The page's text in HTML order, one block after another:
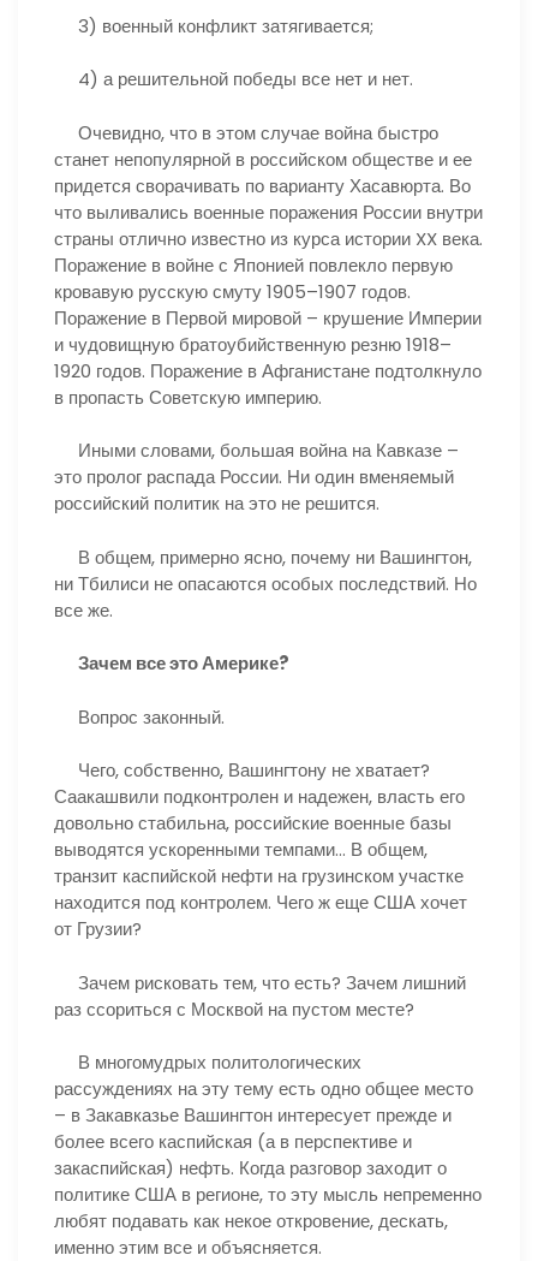
3) военный конфликт затягивается;
4) а решительной победы все нет и нет.
Очевидно, что в этом случае война быстро
станет непопулярной в российском обществе и ее
придется сворачивать по варианту Хасавюрта. Во
что выливались военные поражения России внутри
страны отлично известно из курса истории XX века.
Поражение в войне с Японией повлекло первую
кровавую русскую смуту 1905–1907 годов.
Поражение в Первой мировой – крушение Империи
и чудовищную братоубийственную резню 1918–
1920 годов. Поражение в Афганистане подтолкнуло
в пропасть Советскую империю.
Иными словами, большая война на Кавказе –
это пролог распада России. Ни один вменяемый
российский политик на это не решится.
В общем, примерно ясно, почему ни Вашингтон,
ни Тбилиси не опасаются особых последствий. Но
все же.
Зачем все это Америке?
Вопрос законный.
Чего, собственно, Вашингтону не хватает?
Саакашвили подконтролен и надежен, власть его
довольно стабильна, российские военные базы
выводятся ускоренными темпами… В общем,
транзит каспийской нефти на грузинском участке
находится под контролем. Чего ж еще США хочет
от Грузии?
Зачем рисковать тем, что есть? Зачем лишний
раз ссориться с Москвой на пустом месте?
В многомудрых политологических
рассуждениях на эту тему есть одно общее место
– в Закавказье Вашингтон интересует прежде и
более всего каспийская (а в перспективе и
закаспийская) нефть. Когда разговор заходит о
политике США в регионе, то эту мысль непременно
любят подавать как некое откровение, дескать,
именно этим все и объясняется.